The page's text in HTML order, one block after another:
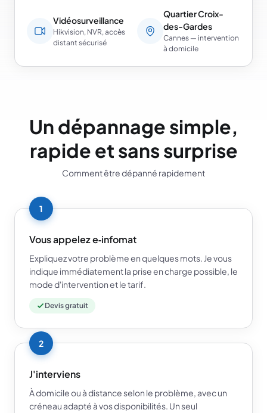
Vidéosurveillance
Hikvision, NVR, accès
distant sécurisé
Quartier Croix-
des-Gardes
Cannes — intervention
à domicile
Un dépannage simple,
rapide et sans surprise
Comment être dépanné rapidement
1
Vous appelez e‑infomat
Expliquez votre problème en quelques mots. Je vous
indique immédiatement la prise en charge possible, le
mode d'intervention et le tarif.
Devis gratuit
2
J'interviens
À domicile ou à distance selon le problème, avec un
créneau adapté à vos disponibilités. Un seul